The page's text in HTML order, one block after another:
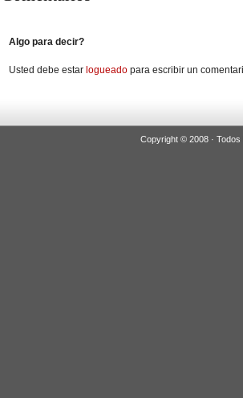
Algo para decir?
Usted debe estar logueado para escribir un
Copyright © 2008 ·